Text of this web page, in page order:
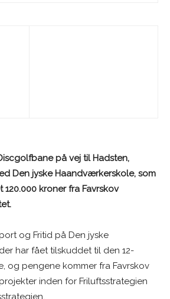
på vej til Hadsten,
Den jyske Haandværkerskole, som
kroner fra Favrskov
og Fritid på Den jyske
har fået tilskuddet til den 12-
og pengene kommer fra Favrskov
inden for Friluftsstrategien